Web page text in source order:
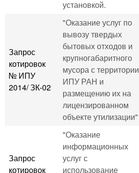
установкой.
Запрос
котировок
№ ИПУ
2014/ ЗК-02
"Оказание услуг по
вывозу твердых
бытовых отходов и
крупногабаритного
мусора с территории
ИПУ РАН и
размещению их на
лицензированном
объекте утилизации"
Запрос
котировок
"Оказание
информационных
услуг с
использование